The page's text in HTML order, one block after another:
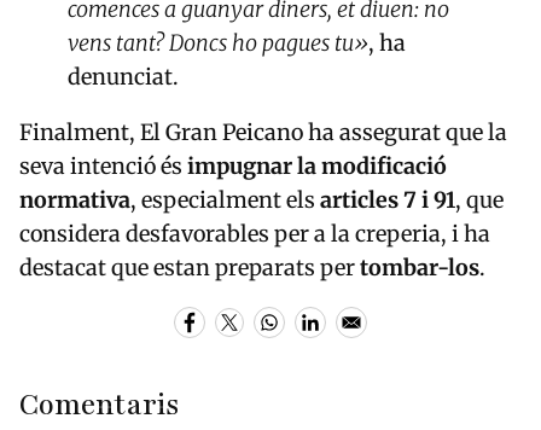
comences a guanyar diners, et diuen: no
vens tant? Doncs ho pagues tu», ha
denunciat.
Finalment, El Gran Peicano ha assegurat que la
seva intenció és impugnar la modificació
normativa, especialment els articles 7 i 91, que
considera desfavorables per a la creperia, i ha
destacat que estan preparats pertombar-los.
Comentaris